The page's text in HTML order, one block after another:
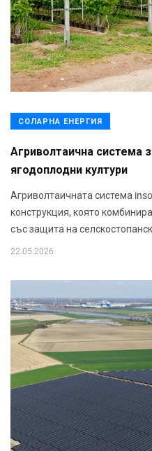
СОЛАРНА ЕНЕРГИЯ
Агриволтаична система
ягодоплодни култури
Агриволтаичната система
конструкция, която
със защита на
22.05.2026